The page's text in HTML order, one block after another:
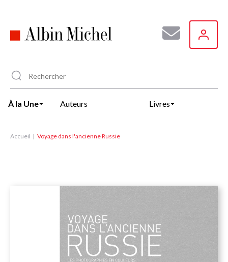
principal
À la Une Auteurs Livres
Accueil Voyage dans l'ancienne Russie